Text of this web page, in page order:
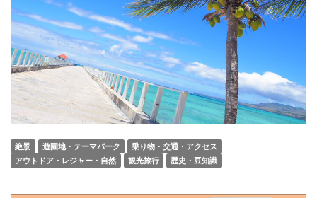
絶景 遊園地・テーマパーク
乗り物・交通・アクセス
アウトドア・レジャー・自然
観光旅行 歴史・豆知識